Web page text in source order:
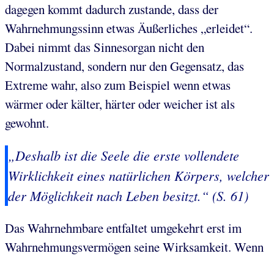
dagegen kommt dadurch zustande, dass der
Wahrnehmungssinn etwas Äußerliches „erleidet“.
Dabei nimmt das Sinnesorgan nicht den
Normalzustand, sondern nur den Gegensatz, das
Extreme wahr, also zum Beispiel wenn etwas
wärmer oder kälter, härter oder weicher ist als
gewohnt.
„Deshalb ist die Seele die erste vollendete
Wirklichkeit eines natürlichen Körpers, welcher
der Möglichkeit nach Leben besitzt.“ (S. 61)
Das Wahrnehmbare entfaltet umgekehrt erst im
Wahrnehmungsvermögen seine Wirksamkeit. Wenn